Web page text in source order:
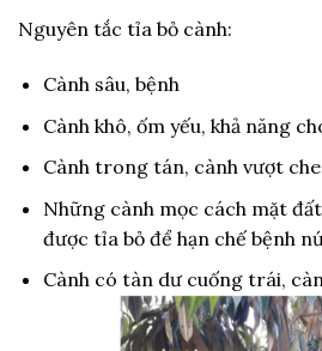
Nguyên tắc tỉa bỏ cành:
Cành sâu, bệnh
Cành khô, ốm yếu, khả năng
Cành trong tán, cành vượt
Những cành mọc cách mặt
được tỉa bỏ để hạn chế bệnh
Cành có tàn dư cuống trái,